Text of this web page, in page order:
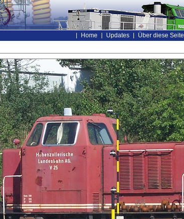
Home Updates Über diese Seite